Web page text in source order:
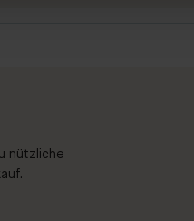
nützliche